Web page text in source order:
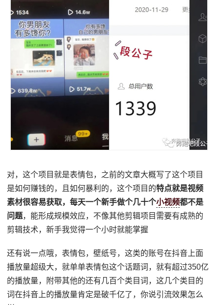
对，这个项目就是表情包，之前的文章大概写了这个项目
是如何赚钱的，且如何暴利的，这个项目的特点就是视频
素材很容易获取，每天一个新手做个几十个小视频都不是
问题，能形成规模效应，不像其他剪辑项目需要有成熟的
剪辑技术，新手我觉得一个小时就能掌握
还有说一点哦，表情包，壁纸号，这类的账号在抖音上面
播放量超级大，就单单表情包这个话题词，就有超过350亿
的播放量，附带其他的还有几百个类目词，这几个类目的
词在抖音上的播放量肯定是破千亿了，你说引流效果怎么